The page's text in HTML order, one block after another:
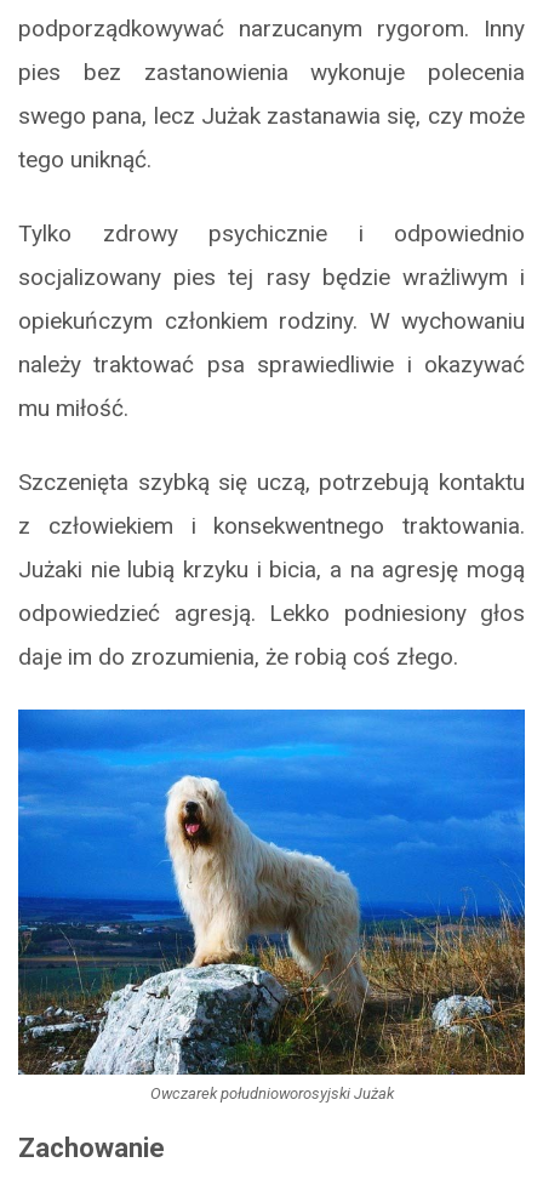
podporządkowywać narzucanym rygorom. Inny
pies bez zastanowienia wykonuje polecenia
swego pana, lecz Jużak zastanawia się, czy może
tego uniknąć.
Tylko zdrowy psychicznie i odpowiednio
socjalizowany pies tej rasy będzie wrażliwym i
opiekuńczym członkiem rodziny. W wychowaniu
należy traktować psa sprawiedliwie i okazywać
mu miłość.
Szczenięta szybką się uczą, potrzebują kontaktu
z człowiekiem i konsekwentnego traktowania.
Jużaki nie lubią krzyku i bicia, a na agresję mogą
odpowiedzieć agresją. Lekko podniesiony głos
daje im do zrozumienia, że robią coś złego.
Owczarek południoworosyjski Jużak
Zachowanie